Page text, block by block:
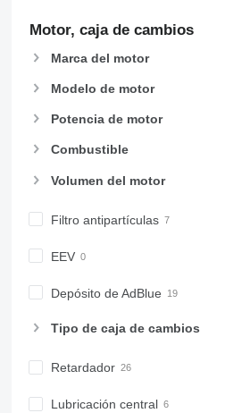
Motor, caja de cambios
Marca del motor
Modelo de motor
Potencia de motor
Combustible
Volumen del motor
Filtro antipartículas
EEV
Depósito de AdBlue
Tipo de caja de cambios
Retardador
Lubricación central